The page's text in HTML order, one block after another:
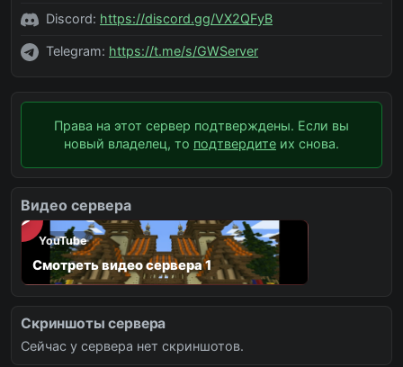
Discord: https://discord.gg/VX2QFyB
Telegram: https://t.me/s/GWServer
Права на этот сервер подтверждены. Если вы
новый владелец, то подтвердите их снова.
Видео сервера
YouTube
Смотреть видео сервера 1
Скриншоты сервера
Сейчас у сервера нет скриншотов.